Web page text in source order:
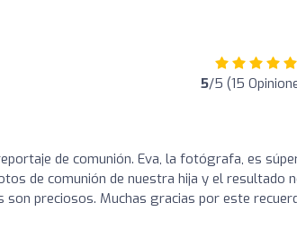
5/5 (15
de comunión. Eva, la fotógrafa, es
de comunión de nuestra hija y el resultado
preciosos. Muchas gracias por este